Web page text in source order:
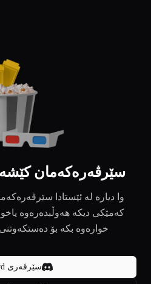
سێرڤەرەکەمان
وا دیارە لە ئێستادا
کەمێکی دیکە هەوڵبدەرەوە
خوارەوە بکە بۆ دەستکەوتنی
سێرڤەری Discord